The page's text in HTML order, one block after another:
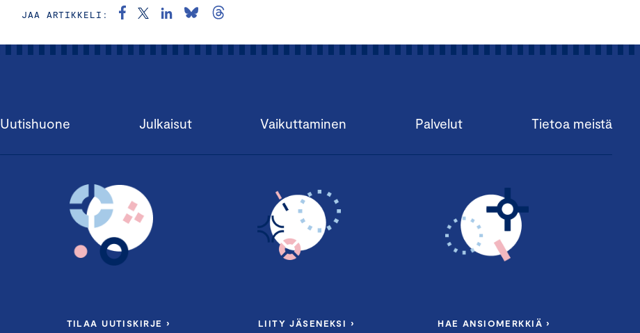
JAA ARTIKKELI:
Uutishuone Julkaisut Vaikuttaminen Palvelut Tietoa meistä
TILAA UUTISKIRJE › LIITY JÄSENEKSI › HAE ANSIOMERKKIÄ ›